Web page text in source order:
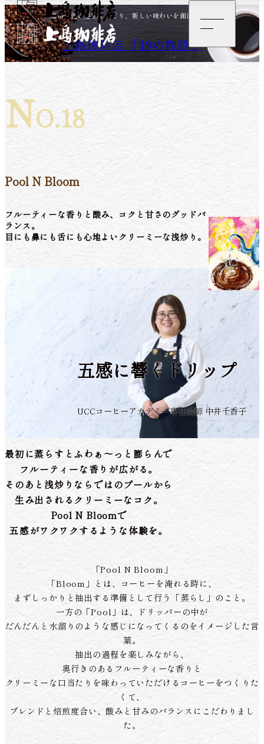
上島珈琲店 「19の物語」
珈琲文化の足跡をたどり、新しい味わいを創造する。
Pool N Bloom
NO.18
フルーティーな香りと酸み、コクと甘さのグッドバ
ランス。
目にも鼻にも舌にも心地よいクリーミーな浅炒り。
五感に響くドリップ
UCCコーヒーアカデミー専任講師 中井千香子
最初に蒸らすとふわぁ〜っと膨らんで
フルーティーな香りが広がる。
そのあと浅炒りならではのプールから
生み出されるクリーミーなコク。
Pool N Bloomで
五感がワクワクするような体験を。
「Pool N Bloom」
「Bloom」とは、コーヒーを淹れる時に、
まずしっかりと抽出する準備として行う「蒸らし」のこと。
一方の「Pool」は、ドリッパーの中が
だんだんと水溜りのような感じになってくるのをイメージした言
葉。
抽出の過程を楽しみながら、
奥行きのあるフルーティーな香りと
クリーミーな口当たりを味わっていただけるコーヒーをつくりた
くて、
ブレンドと焙煎度合い、酸みと甘みのバランスにこだわりまし
た。